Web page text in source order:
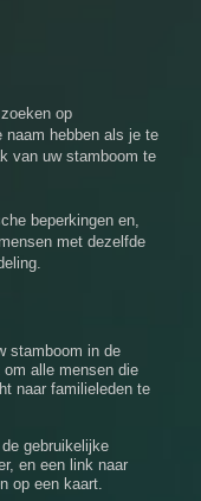
op
naam hebben als je te
van uw stamboom te
beperkingen en,
met dezelfde
stamboom in de
alle mensen die
naar familieleden te
gebruikelijke
en een link naar
op een kaart.